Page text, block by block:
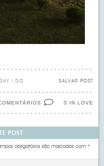
SALVAR POST
SAY I DO
0 IN LOVE
POST
obrigatórios são marcados com*